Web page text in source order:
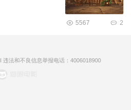
5567 2
I 违法和不良信息举报电话：4006018900